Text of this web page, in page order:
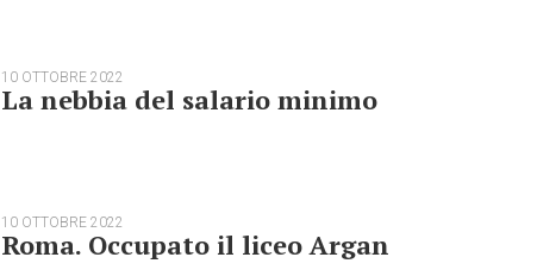
10 OTTOBRE 2022
La nebbia del salario minimo
10 OTTOBRE 2022
Roma. Occupato il liceo Argan